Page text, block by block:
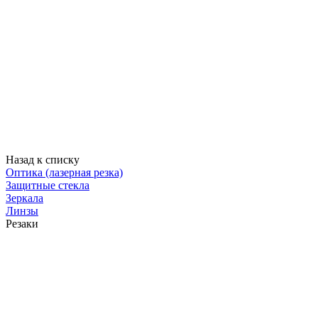
Назад к списку
Оптика (лазерная резка)
Защитные стекла
Зеркала
Линзы
Резаки